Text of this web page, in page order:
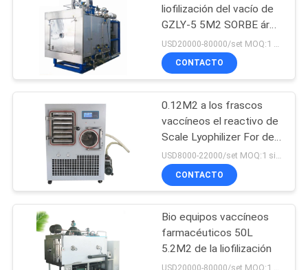
Medidor de tensión
superficial del
líquido
Seca congeladora
de laboratorio con
liofilización del vacío de
GZLY-5 5M2 SORBE área
liofilizada
CONTACTO
0.12M2 a los frascos
vaccíneos el reactivo de
Scale Lyophilizer For del
piloto de los secadores
de helada del laboratorio
2M2
USD8000-22000/set MOQ:1 sistema
CONTACTO
Bio equipos vaccíneos
farmacéuticos 50L
5.2M2 de la liofilización
USD20000-80000/set MOQ:1 sistema